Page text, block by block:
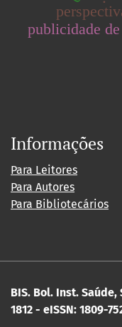
publicidade
Informações
Para Leitores
Para Autores
Para Bibliotecários
BIS. Bol. Inst. Saúde,
1812 - eISSN: 1809-